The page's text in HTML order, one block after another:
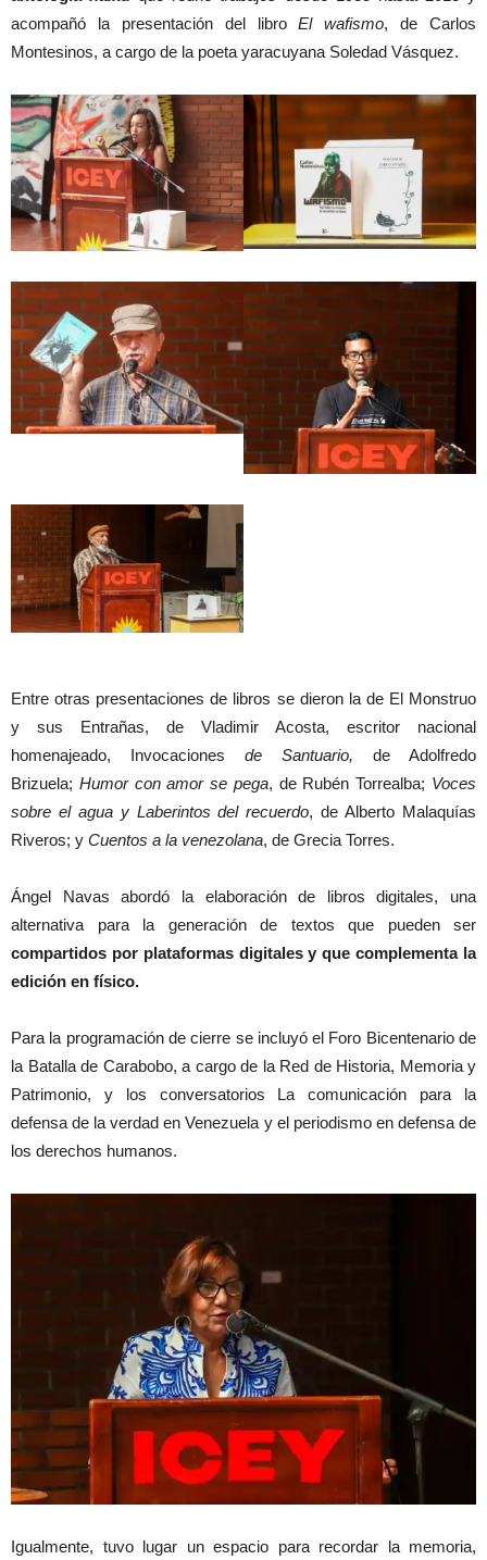
acompañó la presentación del libroEl wafismo, de Carlos
Montesinos, a cargo de la poeta yaracuyana Soledad Vásquez.
Entre otras presentaciones de libros se dieron la de El Monstruo
y sus Entrañas, de Vladimir Acosta, escritor nacional
homenajeado, Invocaciones de Santuario, de Adolfredo
Brizuela; Humor con amor se pega, de Rubén Torrealba; Voces
sobre el agua y Laberintos del recuerdo, de Alberto Malaquías
Riveros; y Cuentos a la venezolana, de Grecia Torres.
Ángel Navas abordó la elaboración de libros digitales, una
alternativa para la generación de textos que pueden ser
compartidos por plataformas digitales y que complementa la
edición en físico.
Para la programación de cierre se incluyó el Foro Bicentenario de
la Batalla de Carabobo, a cargo de la Red de Historia, Memoria y
Patrimonio, y los conversatorios La comunicación para la
defensa de la verdad en Venezuela y el periodismo en defensa de
los derechos humanos.
Igualmente, tuvo lugar un espacio para recordar la memoria,